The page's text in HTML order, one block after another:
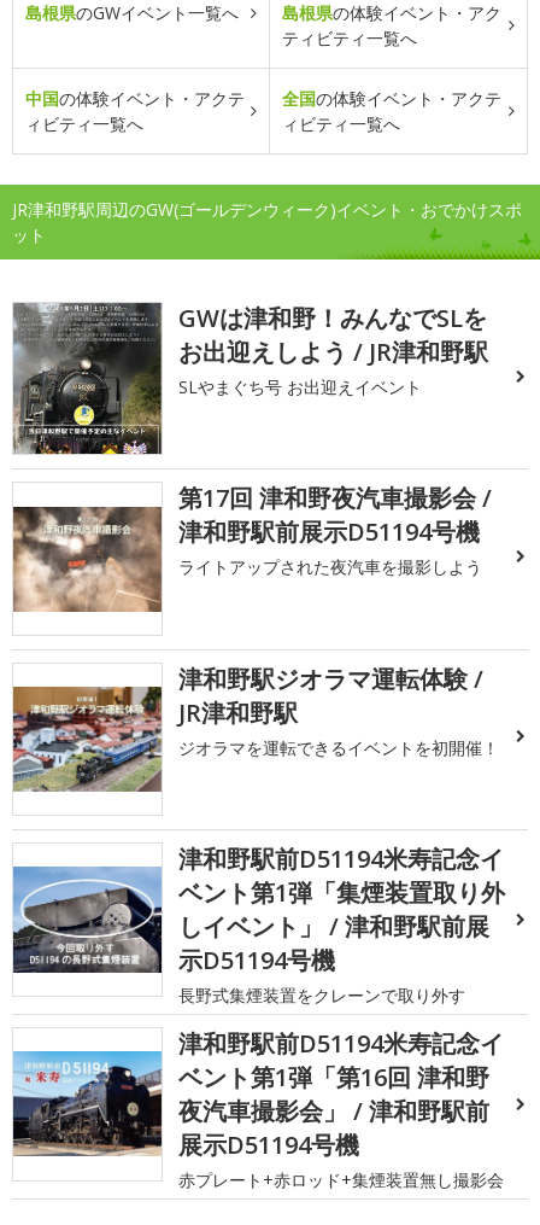
島根県のGWイベント一覧へ 島根県の体験イベント・アク
ティビティ一覧へ
中国の体験イベント・アクテ
ィビティ一覧へ
全国の体験イベント・アクテ
ィビティ一覧へ
JR津和野駅周辺のGW(ゴールデンウィーク)イベント・おでかけスポ
ット
GWは津和野！みんなでSLを
お出迎えしよう / JR津和野駅
SLやまぐち号 お出迎えイベント
第17回 津和野夜汽車撮影会 /
津和野駅前展示D51194号機
ライトアップされた夜汽車を撮影しよう
津和野駅ジオラマ運転体験 /
JR津和野駅
ジオラマを運転できるイベントを初開催！
津和野駅前D51194米寿記念イ
ベント第1弾「集煙装置取り外
しイベント」 / 津和野駅前展
示D51194号機
長野式集煙装置をクレーンで取り外す
津和野駅前D51194米寿記念イ
ベント第1弾「第16回 津和野
夜汽車撮影会」 / 津和野駅前
展示D51194号機
赤プレート+赤ロッド+集煙装置無し撮影会